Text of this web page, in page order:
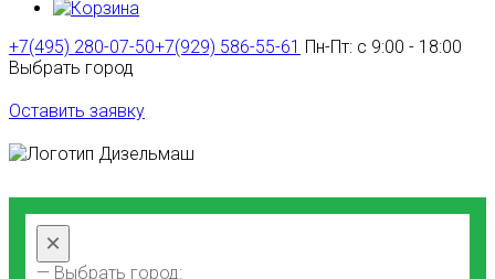
+7(495) 280-07-50+7(929) 586-55-61 Пн-Пт: с 9:00 - 18:00
Выбрать город
Оставить заявку
×
— Выбрать город: